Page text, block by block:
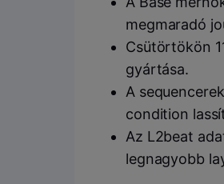
megmaradó
Csütörtökön
gyártása.
A
condition
Az L2beat
legnagyobb